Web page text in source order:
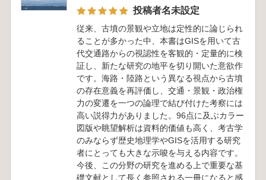
投稿者名未設定
従来、古墳の景観や立地は定性的に論じられ
ることが多かった中、本書はGISを用いて古
代交通路からの視認性を客観的・定量的に検
証し、新たな研究の地平を切り開いた意欲作
です。海路・陸路という異なる視点から古墳
の存在意義を再評価し、交通・景観・政治権
力の変遷を一つの論理で結び付けた考察には
高い説得力がありました。96点に及ぶカラー
図版や眺望解析は資料的価値も高く、考古学
のみならず歴史地理学やGISを活用する研究
者にとっても大きな示唆を与える内容です。
今後、この分野の研究を進める上で重要な基
礎文献として長く参照される一冊になると感